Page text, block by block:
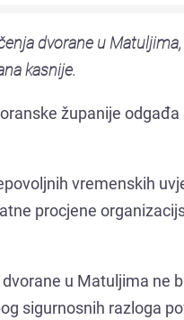
dvorane u
kasnije.
županije
vremenskih
procjene
u Matuljima ne
sigurnosnih razloga